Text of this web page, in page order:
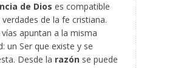
de Dios es compatible
de la fe cristiana.
apuntan a la misma
un Ser que existe y se
Desde la razón se puede